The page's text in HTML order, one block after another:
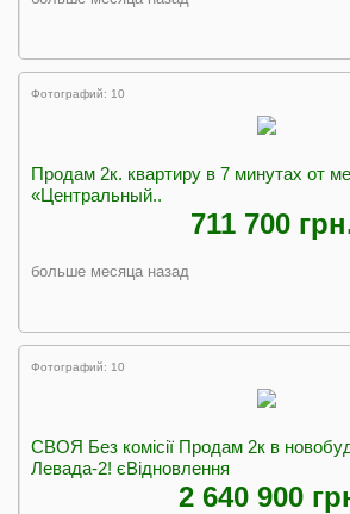
Фотографий: 10
Продам 2к. квартиру в 7 минутах от
«Центральный..
711 700
больше месяца назад
Фотографий: 10
СВОЯ Без комісії Продам 2к в
Левада-2! єВідновлення
2 640 900